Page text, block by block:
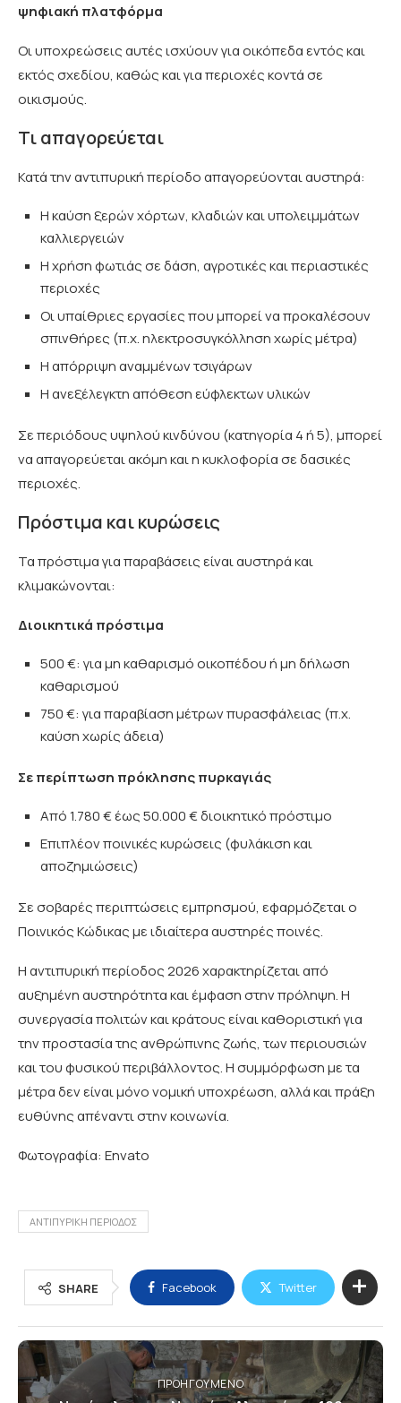
ψηφιακή πλατφόρμα
Οι υποχρεώσεις αυτές ισχύουν για οικόπεδα εντός και
εκτός σχεδίου, καθώς και για περιοχές κοντά σε
οικισμούς.
Τι απαγορεύεται
Κατά την αντιπυρική περίοδο απαγορεύονται αυστηρά:
Η καύση ξερών χόρτων, κλαδιών και υπολειμμάτων
καλλιεργειών
Η χρήση φωτιάς σε δάση, αγροτικές και περιαστικές
περιοχές
Οι υπαίθριες εργασίες που μπορεί να προκαλέσουν
σπινθήρες (π.χ. ηλεκτροσυγκόλληση χωρίς μέτρα)
Η απόρριψη αναμμένων τσιγάρων
Η ανεξέλεγκτη απόθεση εύφλεκτων υλικών
Σε περιόδους υψηλού κινδύνου (κατηγορία 4 ή 5), μπορεί
να απαγορεύεται ακόμη και η κυκλοφορία σε δασικές
περιοχές.
Πρόστιμα και κυρώσεις
Τα πρόστιμα για παραβάσεις είναι αυστηρά και
κλιμακώνονται:
Διοικητικά πρόστιμα
500 €: για μη καθαρισμό οικοπέδου ή μη δήλωση
καθαρισμού
750 €: για παραβίαση μέτρων πυρασφάλειας (π.χ.
καύση χωρίς άδεια)
Σε περίπτωση πρόκλησης πυρκαγιάς
Από 1.780 € έως 50.000 € διοικητικό πρόστιμο
Επιπλέον ποινικές κυρώσεις (φυλάκιση και
αποζημιώσεις)
Σε σοβαρές περιπτώσεις εμπρησμού, εφαρμόζεται ο
Ποινικός Κώδικας με ιδιαίτερα αυστηρές ποινές.
Η αντιπυρική περίοδος 2026 χαρακτηρίζεται από
αυξημένη αυστηρότητα και έμφαση στην πρόληψη. Η
συνεργασία πολιτών και κράτους είναι καθοριστική για
την προστασία της ανθρώπινης ζωής, των περιουσιών
και του φυσικού περιβάλλοντος. Η συμμόρφωση με τα
μέτρα δεν είναι μόνο νομική υποχρέωση, αλλά και πράξη
ευθύνης απέναντι στην κοινωνία.
Φωτογραφία: Envato
ΑΝΤΙΠΥΡΙΚΗ ΠΕΡΙΟΔΟΣ
SHARE Facebook Twitter
ΠΡΟΗΓΟΎΜΕΝΟ